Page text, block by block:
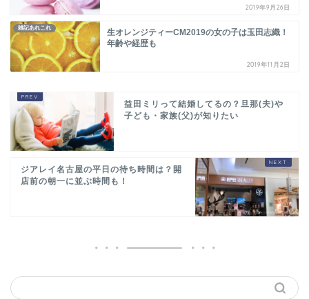
2019年9月26日
雑記あれこれ
生オレンジティーCM2019の女の子は玉田志織！
年齢や経歴も
2019年11月2日
益田ミリって結婚してるの？旦那(夫)や
子ども・家族(父)が知りたい
ジアレイ名古屋の平日の待ち時間は？開
店前の朝一に並ぶ時間も！